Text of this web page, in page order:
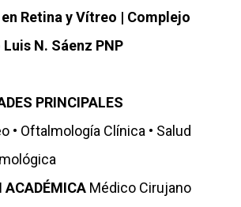
Retina y Vítreo | Complejo
N. Sáenz PNP
PRINCIPALES
• Oftalmología Clínica • Salud
ACADÉMICA Médico Cirujano